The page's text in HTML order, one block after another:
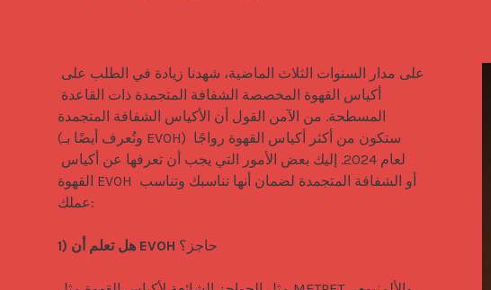
المسطحة. من الآمن القول أن الأكياس الشفافة المتجمدة
(وتُعرف أيضًا بـ EVOH) ستكون من أكثر أكياس القهوة رواجًا
القهوة EVOH أو الشفافة المتجمدة لضمان أنها تناسبك وتناسب
عملك:
1) هل تعلم أن EVOH حاجز؟